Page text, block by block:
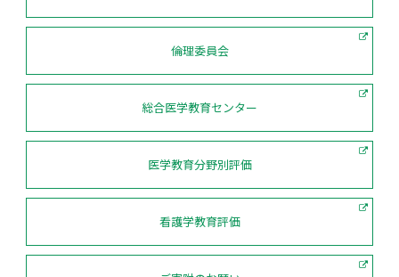
倫理委員会
総合医学教育センター
医学教育分野別評価
看護学教育評価